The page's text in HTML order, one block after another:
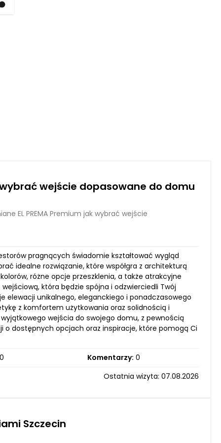
wybrać wejście dopasowane do domu
EL PREMA Premium jak wybrać wejście
pragnących świadomie kształtować wygląd
idealne rozwiązanie, które współgra z architekturą
różne opcje przeszklenia, a także atrakcyjne
która będzie spójna i odzwierciedli Twój
elewacji unikalnego, eleganckiego i ponadczasowego
z komfortem użytkowania oraz solidnością i
wejścia do swojego domu, z pewnością
dostępnych opcjach oraz inspiracje, które pomogą Ci
Komentarzy: 0
Ostatnia wizyta: 07.08.2026
Szczecin